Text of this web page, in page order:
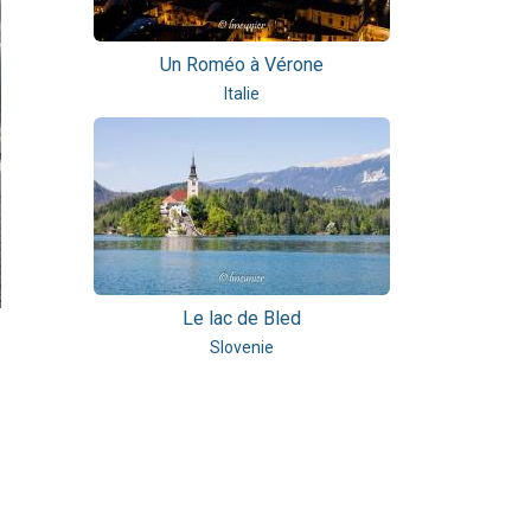
Un Roméo à Vérone
Italie
Le lac de Bled
Slovenie